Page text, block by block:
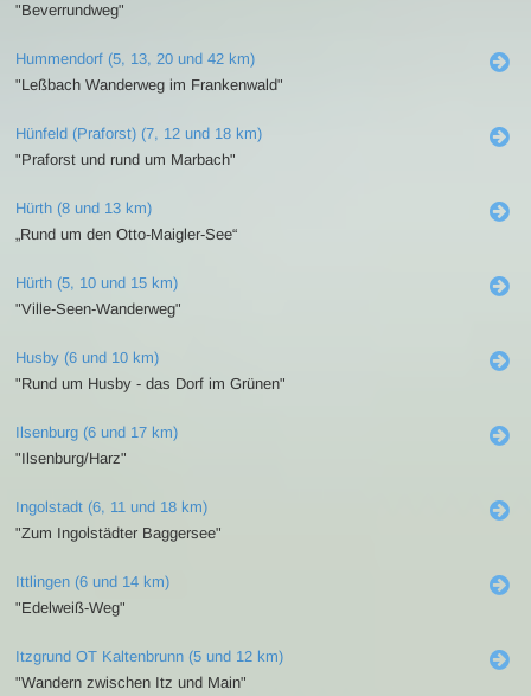
"Beverrundweg"
Hummendorf (5, 13, 20 und 42 km)
"Leßbach Wanderweg im Frankenwald"
Hünfeld (Praforst) (7, 12 und 18 km)
"Praforst und rund um Marbach"
Hürth (8 und 13 km)
„Rund um den Otto-Maigler-See“
Hürth (5, 10 und 15 km)
"Ville-Seen-Wanderweg"
Husby (6 und 10 km)
"Rund um Husby - das Dorf im Grünen"
Ilsenburg (6 und 17 km)
"Ilsenburg/Harz"
Ingolstadt (6, 11 und 18 km)
"Zum Ingolstädter Baggersee"
Ittlingen (6 und 14 km)
"Edelweiß-Weg"
Itzgrund OT Kaltenbrunn (5 und 12 km)
"Wandern zwischen Itz und Main"